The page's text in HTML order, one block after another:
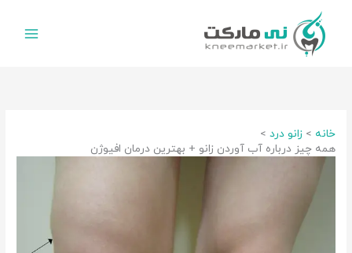
خانه
زانو درد
همه چیز درباره آب آوردن زانو + بهترین درمان افیوژن